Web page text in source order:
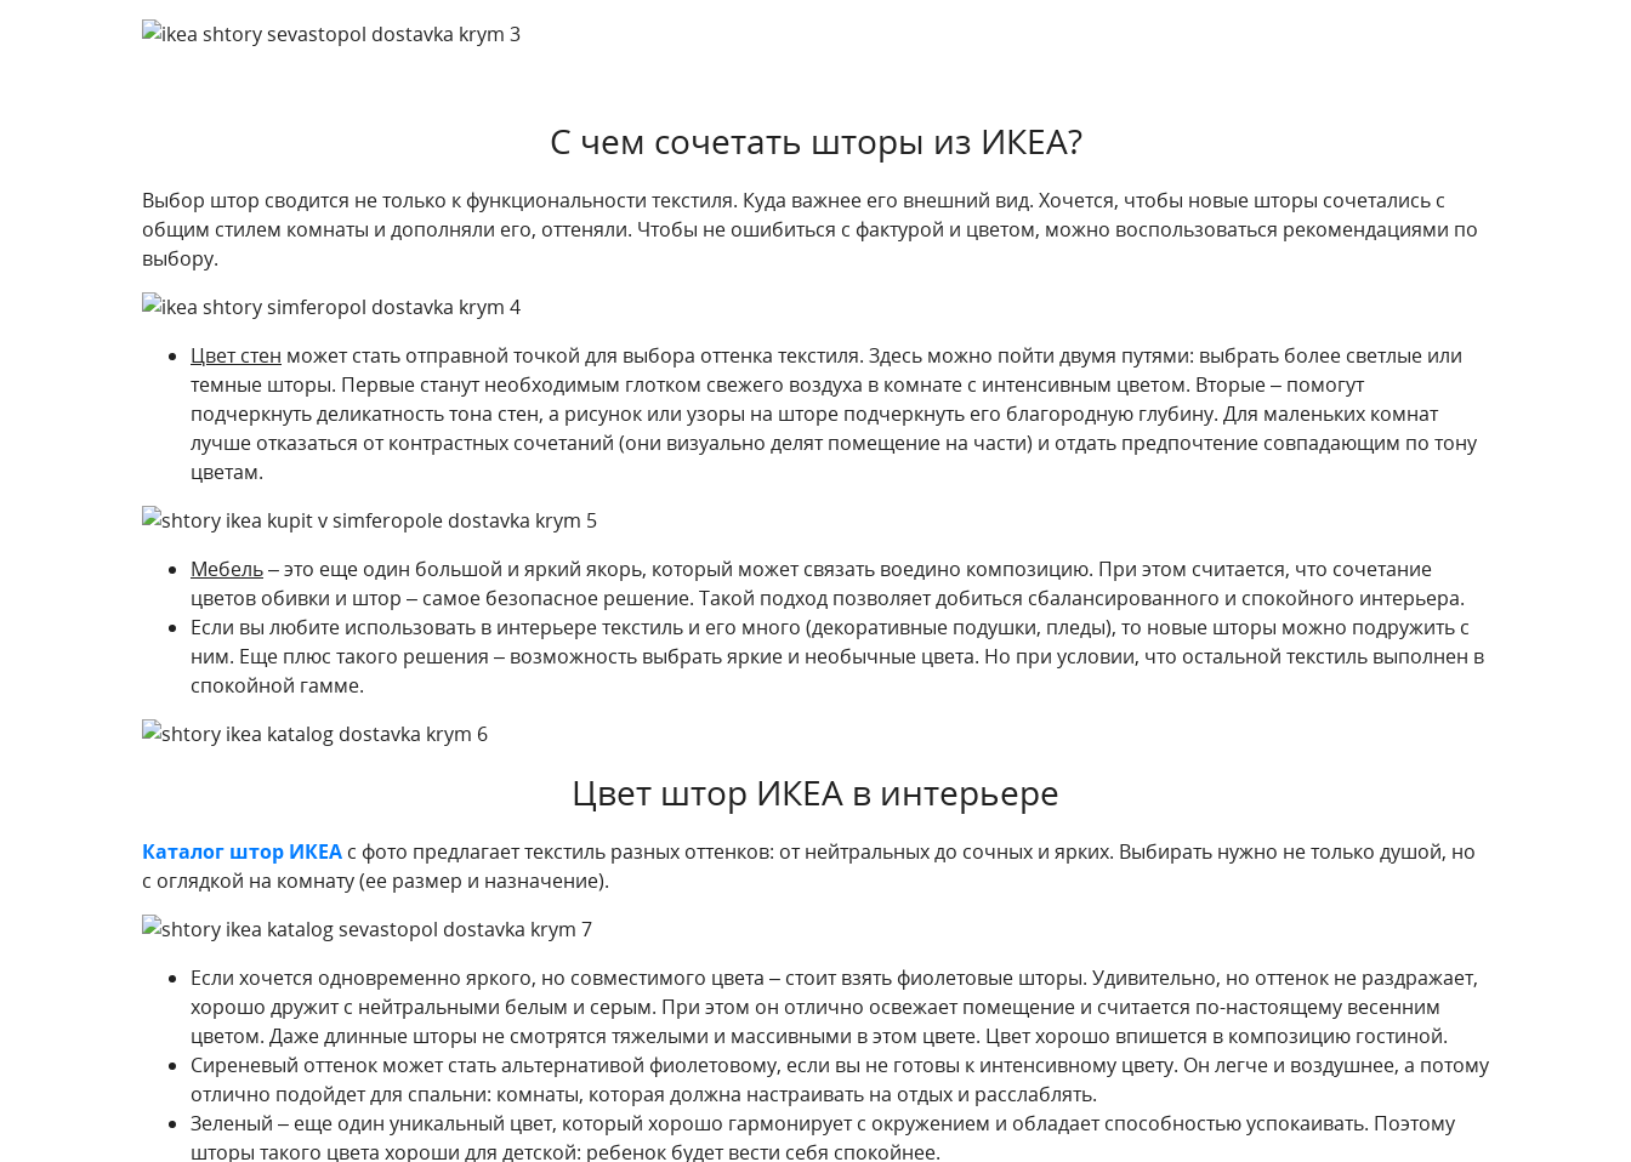
С чем сочетать шторы из ИКЕА?
Выбор штор сводится не только к функциональности текстиля. Куда важнее его внешний вид. Хочется, чтобы новые шторы сочетались с
общим стилем комнаты и дополняли его, оттеняли. Чтобы не ошибиться с фактурой и цветом, можно воспользоваться рекомендациями по
выбору.
Цвет стен может стать отправной точкой для выбора оттенка текстиля. Здесь можно пойти двумя путями: выбрать более светлые или
темные шторы. Первые станут необходимым глотком свежего воздуха в комнате с интенсивным цветом. Вторые – помогут
подчеркнуть деликатность тона стен, а рисунок или узоры на шторе подчеркнуть его благородную глубину. Для маленьких комнат
лучше отказаться от контрастных сочетаний (они визуально делят помещение на части) и отдать предпочтение совпадающим по тону
цветам.
Мебель– это еще один большой и яркий якорь, который может связать воедино композицию. При этом считается, что сочетание
цветов обивки и штор – самое безопасное решение. Такой подход позволяет добиться сбалансированного и спокойного интерьера.
Если вы любите использовать в интерьере текстиль и его много (декоративные подушки, пледы), то новые шторы можно подружить с
ним. Еще плюс такого решения – возможность выбрать яркие и необычные цвета. Но при условии, что остальной текстиль выполнен в
спокойной гамме.
Цвет штор ИКЕА в интерьере
Каталог штор ИКЕА с фото предлагает текстиль разных оттенков: от нейтральных до сочных и ярких. Выбирать нужно не только душой, но
с оглядкой на комнату (ее размер и назначение).
Если хочется одновременно яркого, но совместимого цвета – стоит взять фиолетовые шторы. Удивительно, но оттенок не раздражает,
хорошо дружит с нейтральными белым и серым. При этом он отлично освежает помещение и считается по-настоящему весенним
цветом. Даже длинные шторы не смотрятся тяжелыми и массивными в этом цвете. Цвет хорошо впишется в композицию гостиной.
Сиреневый оттенок может стать альтернативой фиолетовому, если вы не готовы к интенсивному цвету. Он легче и воздушнее, а потому
отлично подойдет для спальни: комнаты, которая должна настраивать на отдых и расслаблять.
Зеленый – еще один уникальный цвет, который хорошо гармонирует с окружением и обладает способностью успокаивать. Поэтому
шторы такого цвета хороши для детской: ребенок будет вести себя спокойнее.